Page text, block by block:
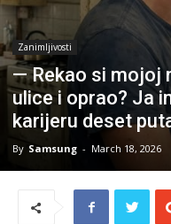
Zanimljivosti
— Rekao si mojoj
ulice i oprao? Ja
karijeru deset
By Samsung - March 18, 2026